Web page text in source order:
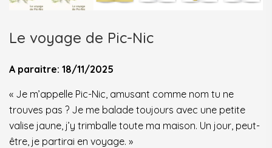
Le voyage de Pic-Nic
A paraitre: 18/11/2025
« Je m’appelle Pic-Nic, amusant comme nom tu ne
trouves pas ? Je me balade toujours avec une petite
valise jaune, j’y trimballe toute ma maison. Un jour, peut-
être, je partirai en voyage. »